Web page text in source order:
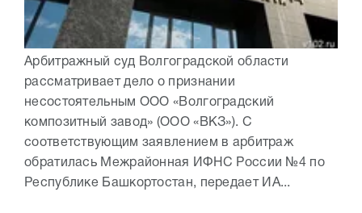
Арбитражный суд Волгоградской области
рассматривает дело о признании
несостоятельным ООО «Волгоградский
композитный завод» (ООО «ВКЗ»). С
соответствующим заявлением в арбитраж
обратилась Межрайонная ИФНС России №4 по
Республике Башкортостан, передает ИА...